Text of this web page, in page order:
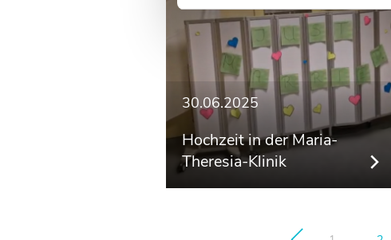
30.06.2025
Hochzeit in der Maria-
Theresia-Klinik